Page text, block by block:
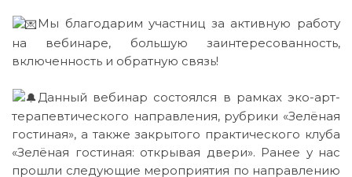
Мы благодарим участниц за активную работу
на вебинаре, большую заинтересованность,
включенность и обратную связь!
Данный вебинар состоялся в рамках эко-арт-
терапевтического направления, рубрики «Зелёная
гостиная», а также закрытого практического клуба
«Зелёная гостиная: открывая двери». Ранее у нас
прошли следующие мероприятия по направлению